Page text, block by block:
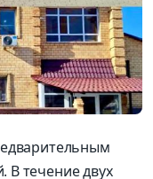
В течение двух